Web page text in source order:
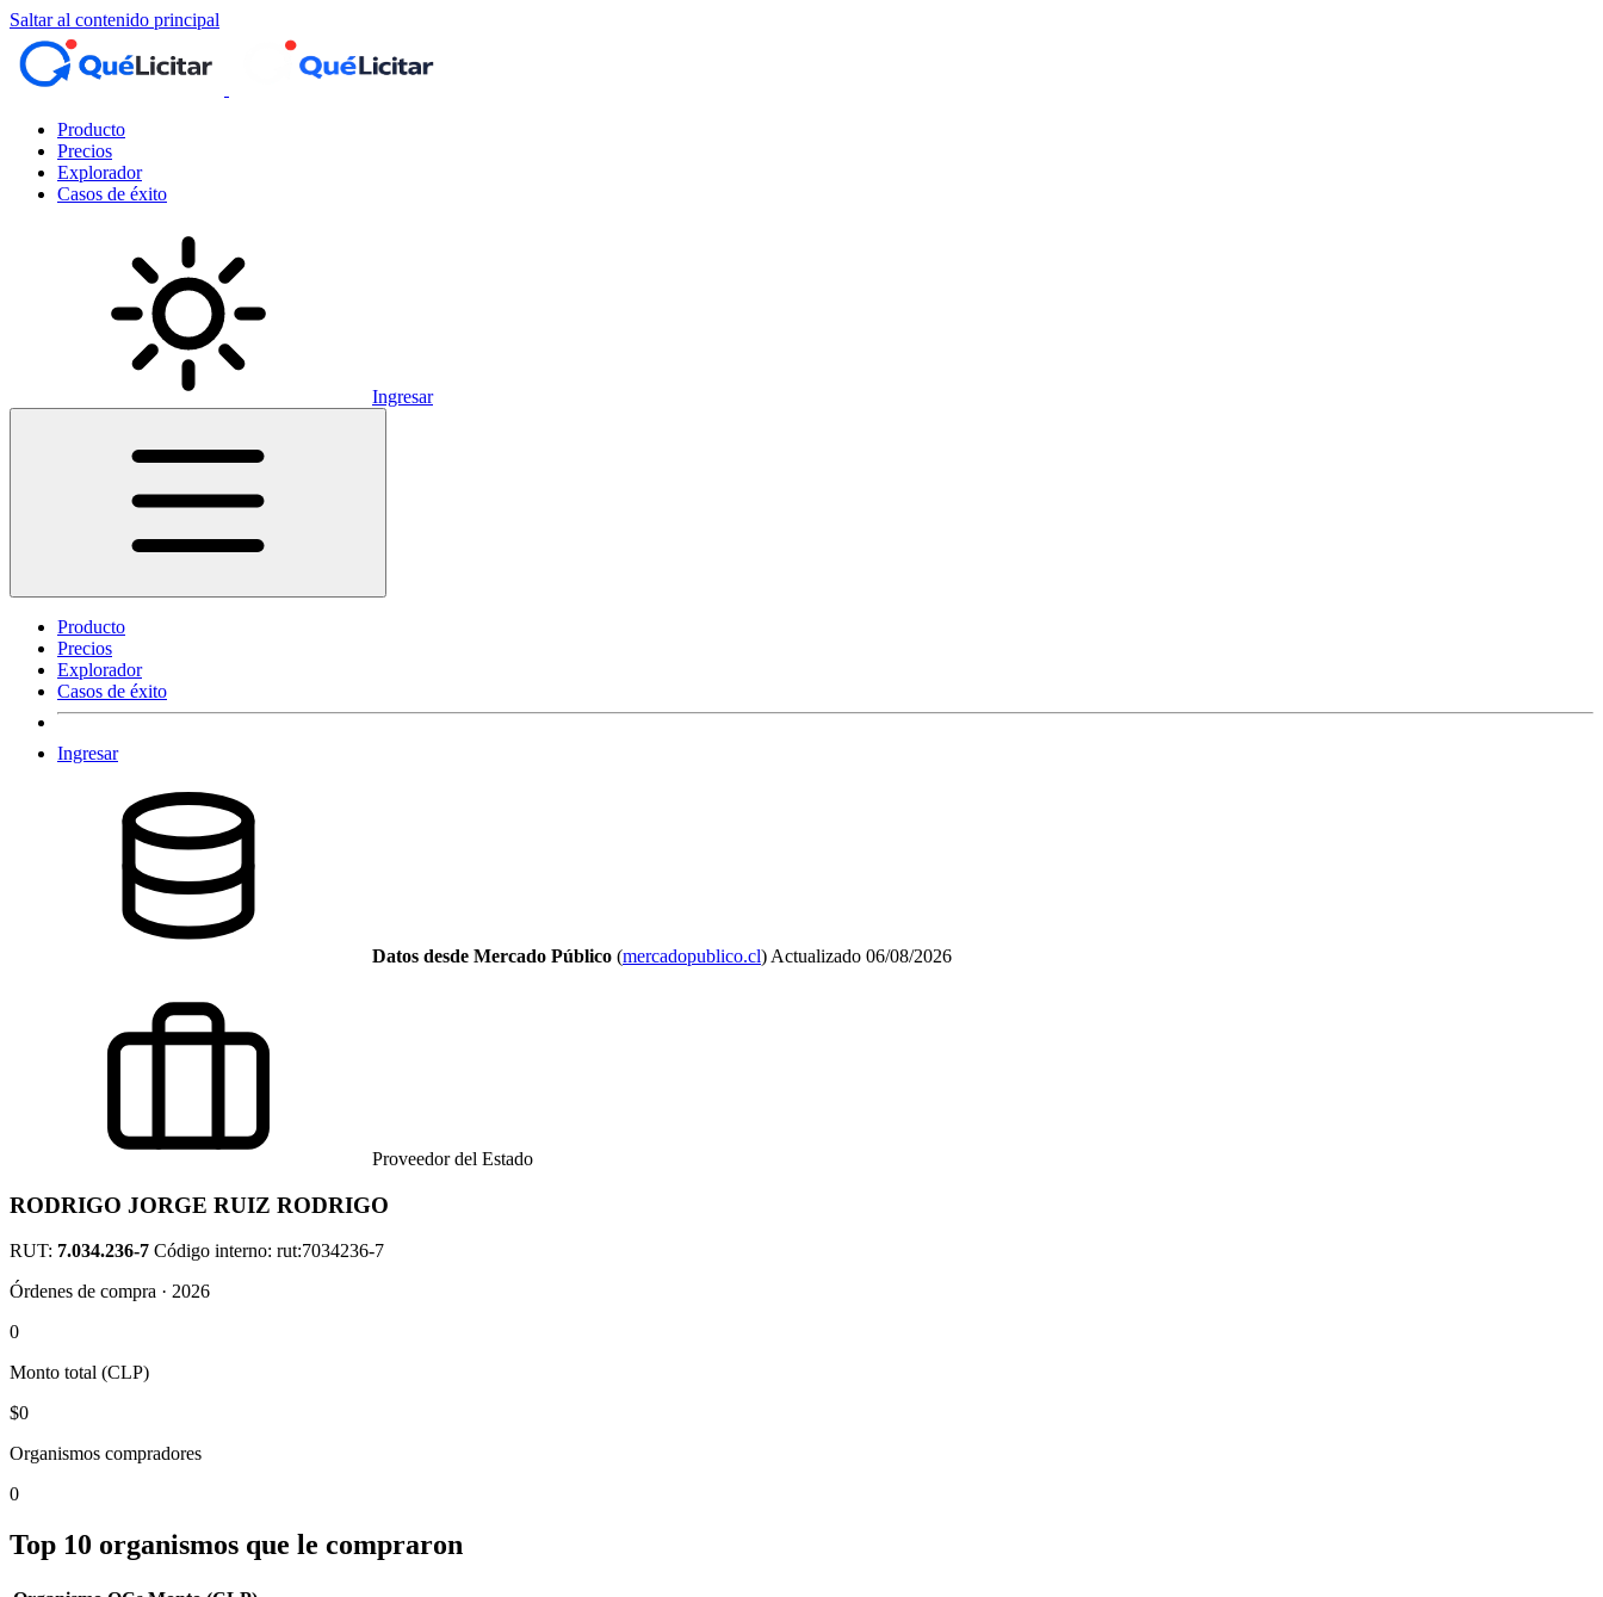
Saltar al contenido principal
Producto
Precios
Explorador
Casos de éxito
Ingresar
Producto
Precios
Explorador
Casos de éxito
Ingresar
Datos desde Mercado Público (mercadopublico.cl) Actualizado 06/08/2026
Proveedor del Estado
RODRIGO JORGE RUIZ RODRIGO
RUT: 7.034.236-7 Código interno: rut:7034236-7
Órdenes de compra · 2026
0
Monto total (CLP)
$0
Organismos compradores
0
Top 10 organismos que le compraron